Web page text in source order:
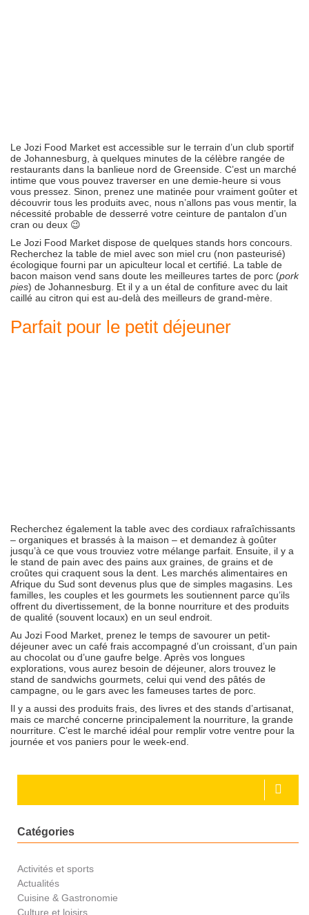
Le Jozi Food Market est accessible sur le terrain d’un club sportif
de Johannesburg, à quelques minutes de la célèbre rangée de
restaurants dans la banlieue nord de Greenside. C’est un marché
intime que vous pouvez traverser en une demie-heure si vous
vous pressez. Sinon, prenez une matinée pour vraiment goûter et
découvrir tous les produits avec, nous n’allons pas vous mentir, la
nécessité probable de desserré votre ceinture de pantalon d’un
cran ou deux 😉
Le Jozi Food Market dispose de quelques stands hors concours.
Recherchez la table de miel avec son miel cru (non pasteurisé)
écologique fourni par un apiculteur local et certifié. La table de
bacon maison vend sans doute les meilleures tartes de porc (pork
pies) de Johannesburg. Et il y a un étal de confiture avec du lait
caillé au citron qui est au-delà des meilleurs de grand-mère.
Parfait pour le petit déjeuner
Recherchez également la table avec des cordiaux rafraîchissants
– organiques et brassés à la maison – et demandez à goûter
jusqu’à ce que vous trouviez votre mélange parfait. Ensuite, il y a
le stand de pain avec des pains aux graines, de grains et de
croûtes qui craquent sous la dent. Les marchés alimentaires en
Afrique du Sud sont devenus plus que de simples magasins. Les
familles, les couples et les gourmets les soutiennent parce qu’ils
offrent du divertissement, de la bonne nourriture et des produits
de qualité (souvent locaux) en un seul endroit.
Au Jozi Food Market, prenez le temps de savourer un petit-
déjeuner avec un café frais accompagné d’un croissant, d’un pain
au chocolat ou d’une gaufre belge. Après vos longues
explorations, vous aurez besoin de déjeuner, alors trouvez le
stand de sandwichs gourmets, celui qui vend des pâtés de
campagne, ou le gars avec les fameuses tartes de porc.
Il y a aussi des produits frais, des livres et des stands d’artisanat,
mais ce marché concerne principalement la nourriture, la grande
nourriture. C’est le marché idéal pour remplir votre ventre pour la
journée et vos paniers pour le week-end.
Catégories
Activités et sports
Actualités
Cuisine & Gastronomie
Culture et loisirs